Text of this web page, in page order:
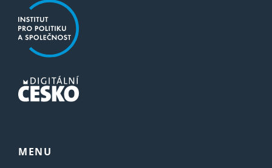
MENU